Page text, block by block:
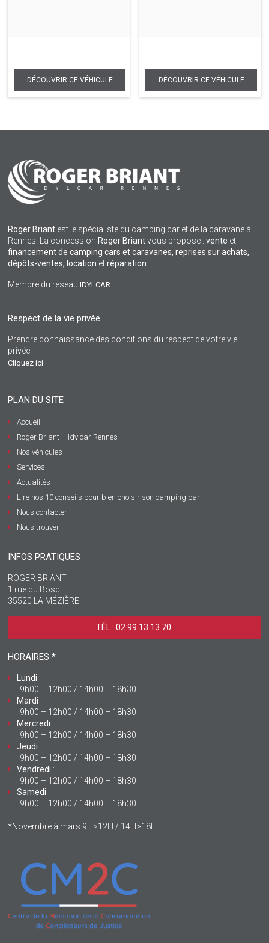
Roger Briant est le spécialiste du camping car et de la caravane à
Rennes. La concession Roger Briantvous propose : vente et
financement de camping cars et caravanes, reprises sur achats,
dépôts-ventes, location etréparation.
Membre du réseauIDYLCAR
Respect de la vie privée
Prendre connaissance des conditions du respect de votre vie
privée.
Cliquez ici
PLAN DU SITE
Accueil
Roger Briant – Idylcar Rennes
Nos véhicules
Services
Actualités
Lire nos 10 conseils pour bien choisir son camping-car
Nous contacter
Nous trouver
INFOS PRATIQUES
ROGER BRIANT
1 rue du Bosc
35520 LA MÉZIÈRE
TÉL : 02 99 13 13 70 ‎
HORAIRES *
Lundi :
9h00 – 12h00 / 14h00 – 18h30
Mardi :
9h00 – 12h00 / 14h00 – 18h30
Mercredi :
9h00 – 12h00 / 14h00 – 18h30
Jeudi :
9h00 – 12h00 / 14h00 – 18h30
Vendredi :
9h00 – 12h00 / 14h00 – 18h30
Samedi :
9h00 – 12h00 / 14h00 – 18h30
*Novembre à mars 9H>12H / 14H>18H